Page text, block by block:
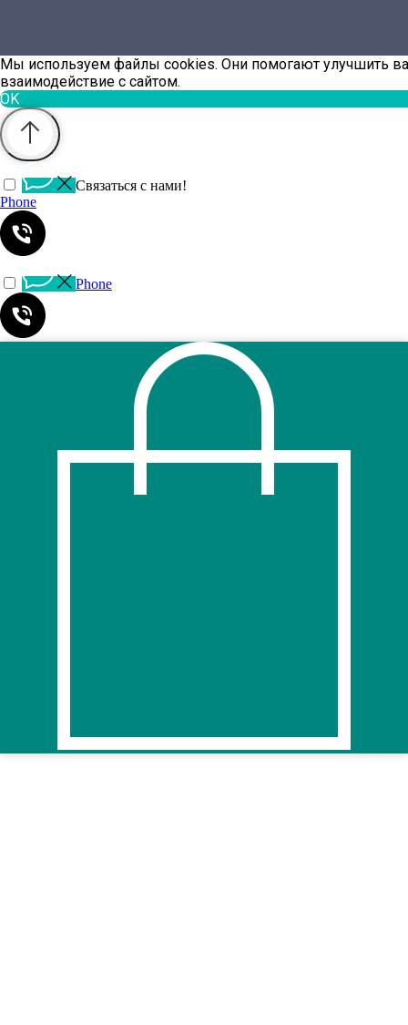
Мы используем файлы cookies. Они помогают улучшить
взаимодействие с сайтом.
OK
Связаться с нами!
Phone
Phone